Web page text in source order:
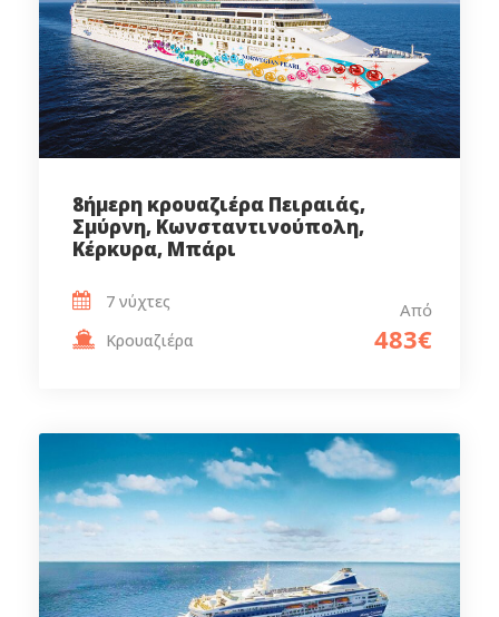
8ήμερη κρουαζιέρα Πειραιάς,
Σμύρνη, Κωνσταντινούπολη,
Κέρκυρα, Μπάρι
Από
483€
7 νύχτες
Κρουαζιέρα